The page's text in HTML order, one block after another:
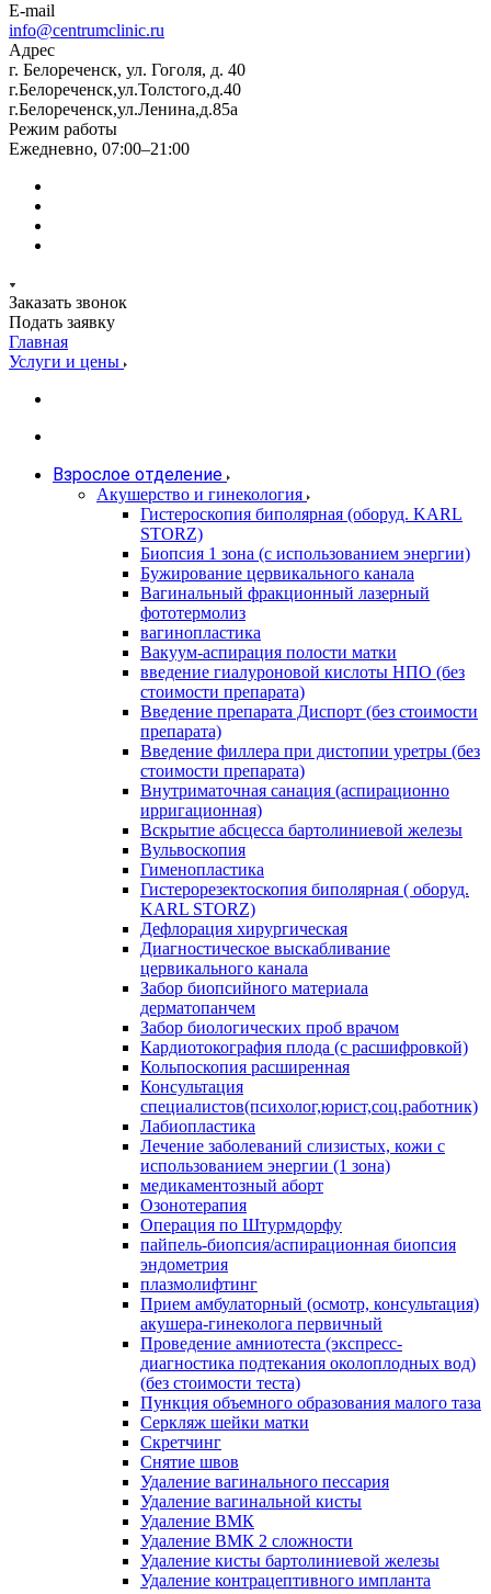
E-mail
info@centrumclinic.ru
Адрес
г. Белореченск, ул. Гоголя, д. 40
г.Белореченск,ул.Толстого,д.40
г.Белореченск,ул.Ленина,д.85а
Режим работы
Ежедневно, 07:00–21:00
Заказать звонок
Подать заявку
Главная
Услуги и цены
Взрослое отделение
Акушерство и гинекология
Гистероскопия биполярная (оборуд. KARL
STORZ)
Биопсия 1 зона (с использованием энергии)
Бужирование цервикального канала
Вагинальный фракционный лазерный
фототермолиз
вагинопластика
Вакуум-аспирация полости матки
введение гиалуроновой кислоты НПО (без
стоимости препарата)
Введение препарата Диспорт (без стоимости
препарата)
Введение филлера при дистопии уретры (без
стоимости препарата)
Внутриматочная санация (аспирационно
ирригационная)
Вскрытие абсцесса бартолиниевой железы
Вульвоскопия
Гименопластика
Гистерорезектоскопия биполярная ( оборуд.
KARL STORZ)
Дефлорация хирургическая
Диагностическое выскабливание
цервикального канала
Забор биопсийного материала
дерматопанчем
Забор биологических проб врачом
Кардиотокография плода (с расшифровкой)
Кольпоскопия расширенная
Консультация
специалистов(психолог,юрист,соц.работник)
Лабиопластика
Лечение заболеваний слизистых, кожи с
использованием энергии (1 зона)
медикаментозный аборт
Озонотерапия
Операция по Штурмдорфу
пайпель-биопсия/аспирационная биопсия
эндометрия
плазмолифтинг
Прием амбулаторный (осмотр, консультация)
акушера-гинеколога первичный
Проведение амниотеста (экспресс-
диагностика подтекания околоплодных вод)
(без стоимости теста)
Пункция объемного образования малого таза
Серкляж шейки матки
Скретчинг
Снятие швов
Удаление вагинального пессария
Удаление вагинальной кисты
Удаление ВМК
Удаление ВМК 2 сложности
Удаление кисты бартолиниевой железы
Удаление контрацептивного импланта